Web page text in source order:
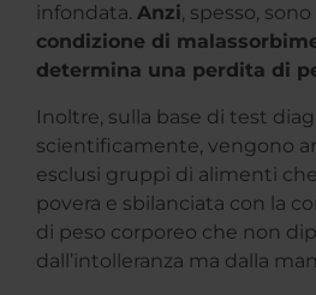
infondata. Anzi, spesso,
condizione di
determina una perdita di
Inoltre, sulla base di test
scientificamente, vengono
esclusi gruppi di alimenti
povera e sbilanciata con la
di peso corporeo che non
dall’intolleranza ma dalla